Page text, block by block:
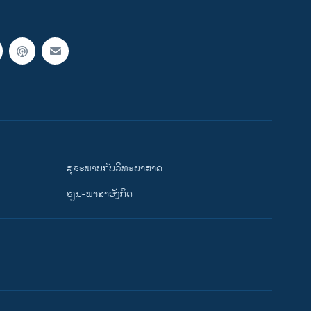
ສຸຂະພາບກັບວິທະຍາສາດ
ຮຽນ-ພາສາອັງກິດ